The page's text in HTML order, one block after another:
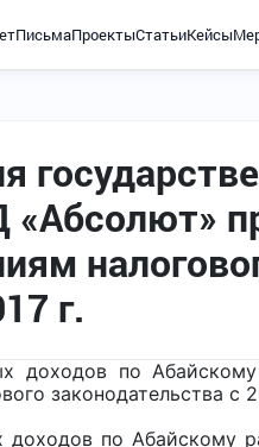
ПисьмаПроектыСтатьиКейсы
«Абсолют»
г.
доходов по
законодательства с
доходов по Абайскому